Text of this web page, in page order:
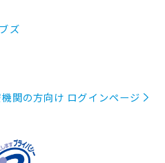
ズ
関の方向け ログインページ